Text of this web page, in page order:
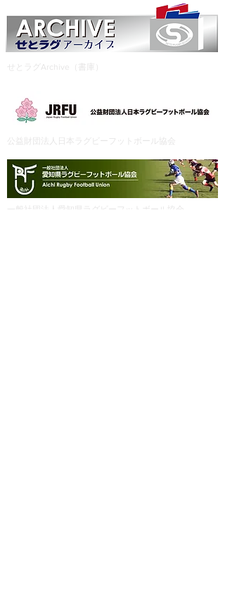
せとラグArchive（書庫）
公益財団法人日本ラグビーフットボール協会
一般社団法人愛知県ラグビーフットボール協会